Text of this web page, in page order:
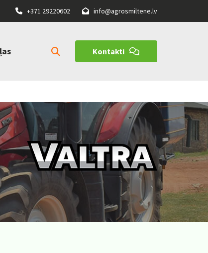
 +371 29220602  info@agrosmiltene.lv
Kontakti